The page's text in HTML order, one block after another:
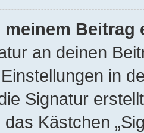
meinem
an deinen
in
Signatur
Kästchen